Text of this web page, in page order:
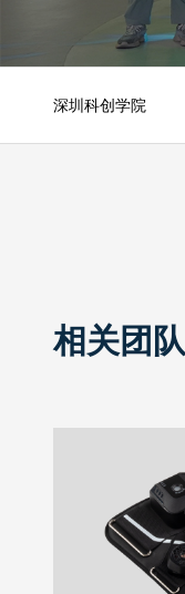
深圳科创学院
相关团队